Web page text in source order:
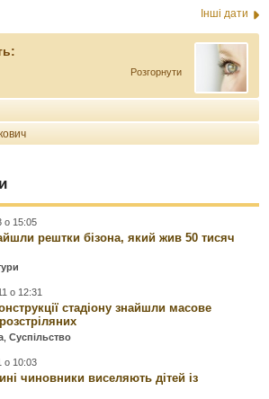
Інші дати
Розгорнути
о 15:05
рештки бізона, який жив 50 тисяч
о 12:31
стадіону знайшли масове
,Суспільство
о 10:03
чиновники виселяють дітей із